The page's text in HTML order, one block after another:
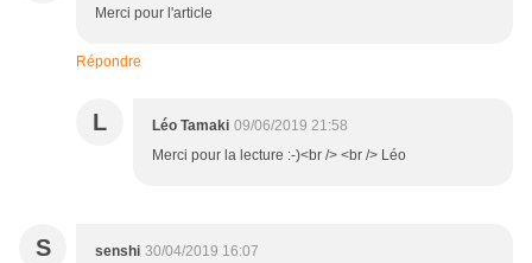
Merci pour l'article
Répondre
L Léo Tamaki 09/06/2019 21:58
Merci pour la lecture :-)<br /> <br /> Léo
S senshi 30/04/2019 16:07